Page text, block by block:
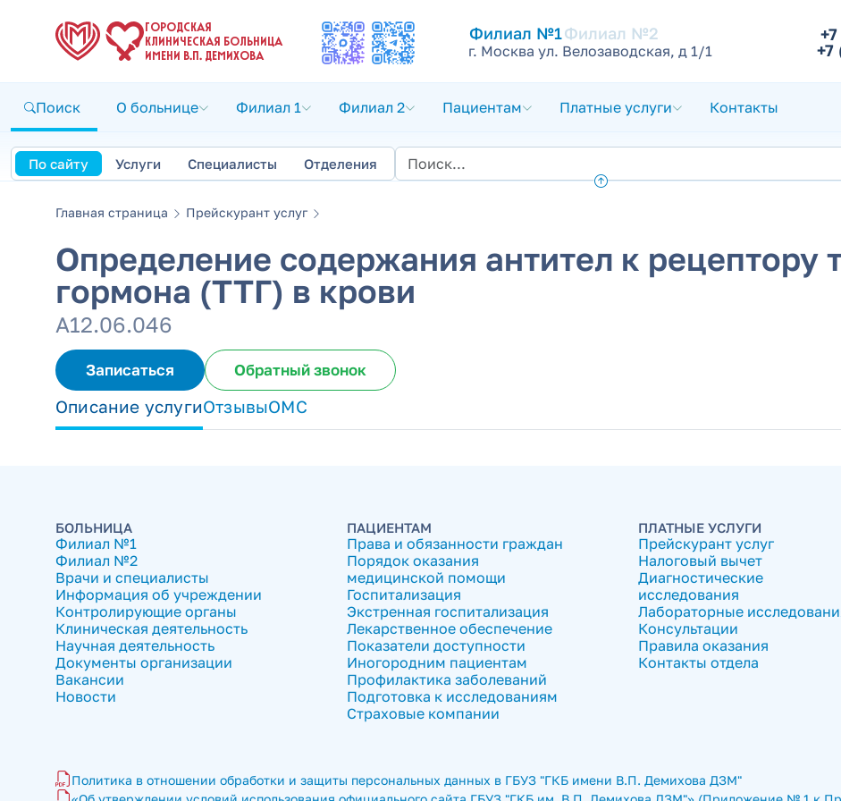
ГОРОДСКАЯ
КЛИНИЧЕСКАЯ БОЛЬНИЦА
ИМЕНИ В.П. ДЕМИХОВА
Филиал №1Филиал №2
г. Москва ул. Велозаводская, д 1/1
+7
Поиск О больнице Филиал 1 Филиал 2 Пациентам Платные услуги Контакты
По сайту Услуги Специалисты Отделения
Главная страница Прейскурант услуг
Определение содержания антител к рецептору
гормона (ТТГ) в крови
А12.06.046
Записаться Обратный звонок
Описание услугиОтзывыОМС
БОЛЬНИЦА
Филиал №1
Филиал №2
Врачи и специалисты
Информация об учреждении
Контролирующие органы
Клиническая деятельность
Научная деятельность
Документы организации
Вакансии
Новости
ПАЦИЕНТАМ
Права и обязанности граждан
Порядок оказания
медицинской помощи
Госпитализация
Экстренная госпитализация
Лекарственное обеспечение
Показатели доступности
Иногородним пациентам
Профилактика заболеваний
Подготовка к исследованиям
Страховые компании
ПЛАТНЫЕ УСЛУГИ
Прейскурант услуг
Налоговый вычет
Диагностические
исследования
Лабораторные
Консультации
Правила оказания
Контакты отдела
Политика в отношении обработки и защиты персональных данных в ГБУЗ "ГКБ имени В.П. Демихова ДЗМ"